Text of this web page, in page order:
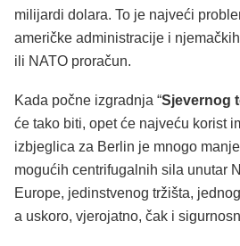
milijardi dolara. To je najveći
američke administracije i
ili NATO proračun.
Kada počne izgradnja “Sjevernog
će tako biti, opet će najveću korist
izbjeglica za Berlin je mnogo
mogućih centrifugalnih sila unutar
Europe, jedinstvenog tržišta,
a uskoro, vjerojatno, čak i